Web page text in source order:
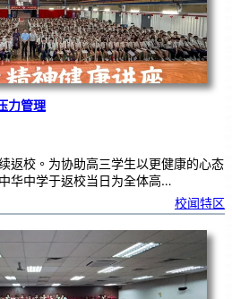
力管理
返校。为协助高三学生以更健康的心态
华中学于返校当日为全体高…
校闻特区